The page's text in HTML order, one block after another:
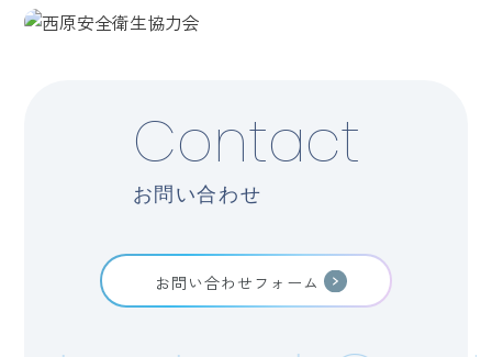
Contact
お問い合わせ
お問い合わせフォーム